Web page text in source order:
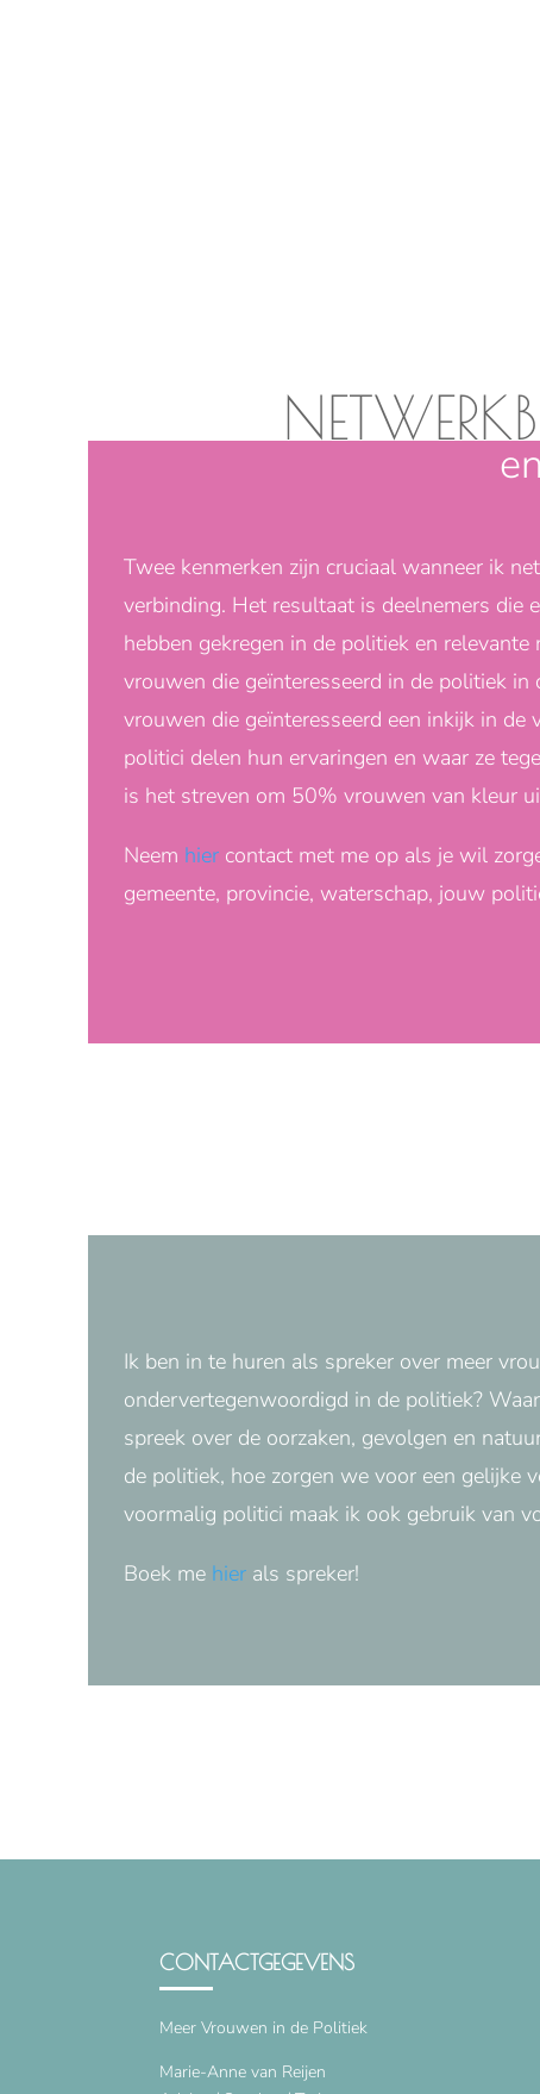
Twee kenmerken zijn cruciaal wanneer ik
verbinding. Het resultaat is deelnemers die
hebben gekregen in de politiek en
vrouwen die geïnteresseerd in de politiek
vrouwen die geïnteresseerd een inkijk in
politici delen hun ervaringen en waar ze
is het streven om 50% vrouwen van kleur
Neem hiercontact met me op als je wil
gemeente, provincie, waterschap, jouw
Ik ben in te huren als spreker over meer
ondervertegenwoordigd in de politiek?
spreek over de oorzaken, gevolgen en
de politiek, hoe zorgen we voor een gelijke
voormalig politici maak ik ook gebruik van
Boek me hierals spreker!
CONTACTGEGEVENS
Meer Vrouwen in de Politiek
Marie-Anne van Reijen